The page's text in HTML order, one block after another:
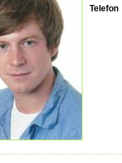
Telefon